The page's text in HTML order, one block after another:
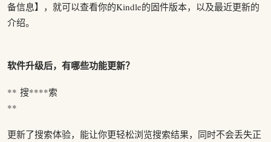
备信息】，就可以查看你的Kindle的固件版本，以及最近更新的
介绍。
软件升级后，有哪些功能更新？
** 搜****索
**
更新了搜索体验，能让你更轻松浏览搜索结果，同时不会丢失正